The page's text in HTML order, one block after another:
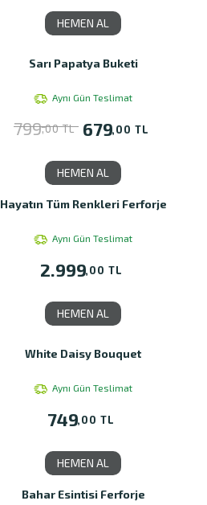
HEMEN AL
Sarı Papatya Buketi
Aynı Gün Teslimat
799,00 TL 679,00 TL
HEMEN AL
Hayatın Tüm Renkleri Ferforje
Aynı Gün Teslimat
2.999,00 TL
HEMEN AL
White Daisy Bouquet
Aynı Gün Teslimat
749,00 TL
HEMEN AL
Bahar Esintisi Ferforje